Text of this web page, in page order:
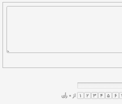
برای سرخ شدن رنگ مو بایستی با جوشانده سعد و کندر به‌شویند یا شوره 20